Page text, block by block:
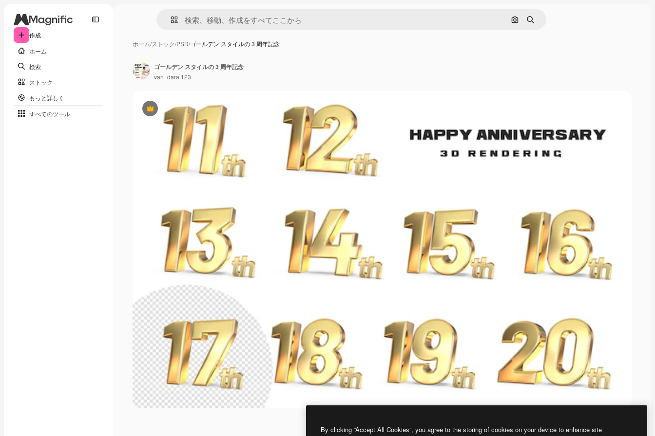
作成
ホーム
検索
ストック
もっと詳しく
すべてのツール
画像で検索
検索
ホーム/ストック/PSD/ゴールデン スタイルの 3 周年記念
Premium
ゴールデン スタイルの 3 周年記念
van_dara.123
By clicking “Accept All Cookies”, you agree to the storing of cookies on your device to enhance site